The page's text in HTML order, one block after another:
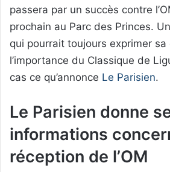
passera par un succès contre
prochain au Parc des Princes.
qui pourrait toujours exprimer sa
l’importance du Classique de
cas ce qu’annonce Le Parisien.
Le Parisien donne
informations
réception de l’OM